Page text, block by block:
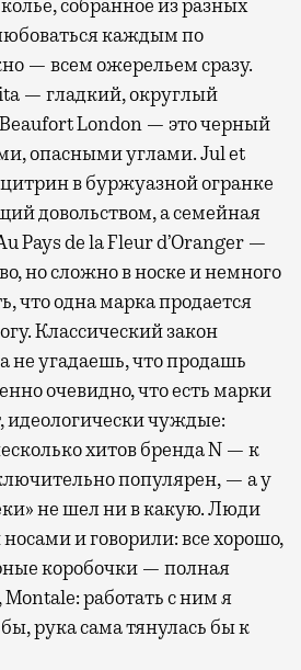
собранное из разных
каждым по
— всем ожерельем сразу.
— гладкий, округлый
London — это черный
опасными углами. Jul et
в буржуазной огранке
довольством, а семейная
Pays de la Fleur d’Oranger —
но сложно в носке и немного
что одна марка продается
Классический закон
не угадаешь, что продашь
очевидно, что есть марки
идеологически чуждые:
хитов бренда N — к
популярен, — а у
не шел ни в какую. Люди
и говорили: все хорошо,
коробочки — полная
работать с ним я
рука сама тянулась бы к